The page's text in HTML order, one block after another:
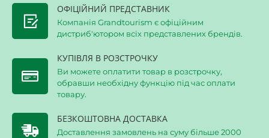
ОФІЦІЙНИЙ ПРЕДСТАВНИК
Компанія Grandtourism є офіційним
дистриб'ютором всіх представлених брендів.
КУПІВЛЯ В РОЗСТРОЧКУ
Ви можете оплатити товар в розстрочку,
обравши необхідну функцію під час оплати
товару.
БЕЗКОШТОВНА ДОСТАВКА
Доставлення замовлень на суму більше 2000